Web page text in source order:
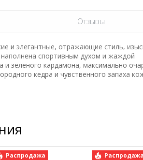
Отзывы
и элегантные, отражающие стиль,
спортивным духом и жаждой
зеленого кардамона, максимально
кедра и чувственного запаха
Распродажа Распродажа